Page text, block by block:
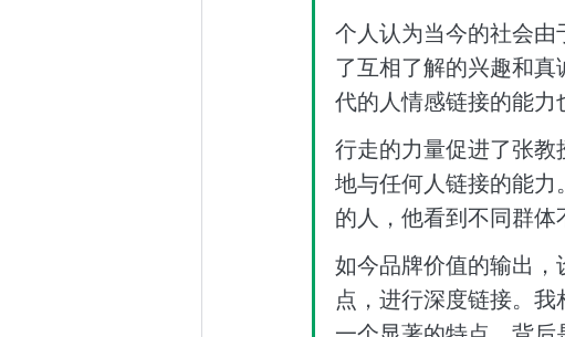
个人认为当今的社会
了互相了解的兴趣和
代的人情感链接的能力
行走的力量促进了张
地与任何人链接的能
的人，他看到不同群体
如今品牌价值的输出
点，进行深度链接。